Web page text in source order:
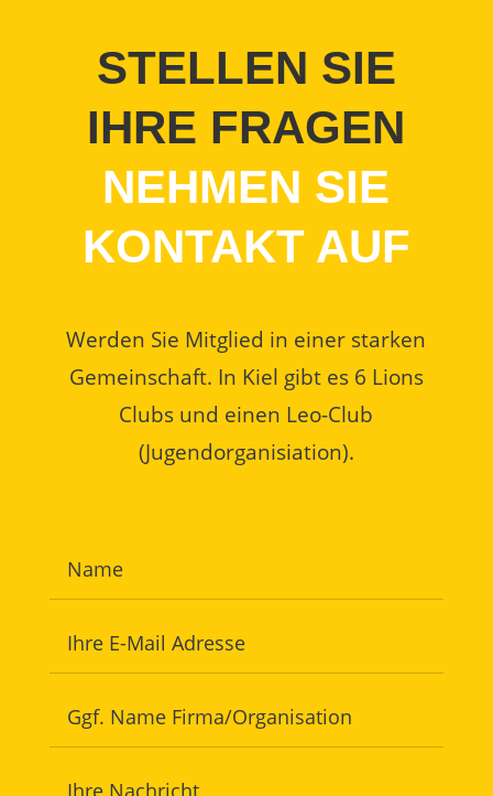
STELLEN SIE
IHRE FRAGEN
NEHMEN SIE
KONTAKT AUF
Werden Sie Mitglied in einer starken
Gemeinschaft. In Kiel gibt es 6 Lions
Clubs und einen Leo-Club
(Jugendorganisiation).